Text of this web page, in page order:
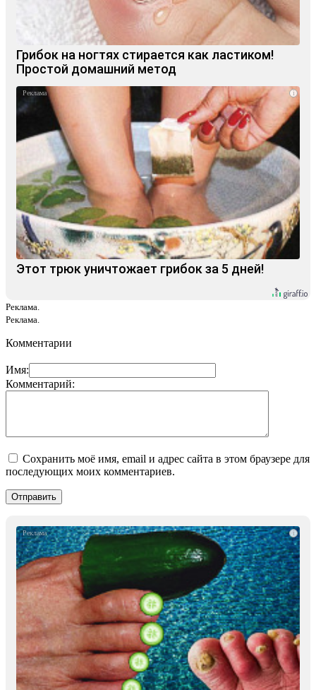
Грибок на ногтях стирается как ластиком!
Простой домашний метод
i
Этот трюк уничтожает грибок за 5 дней!
Реклама.
Реклама.
Комментарии
Имя:
Комментарий:
Сохранить моё имя, email и адрес сайта в этом браузере для
последующих моих комментариев.
i